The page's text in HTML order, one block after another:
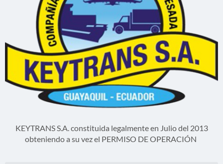
KEYTRANS S.A. constituida legalmente en Julio del 2013
obteniendo a su vez el PERMISO DE OPERACIÓN